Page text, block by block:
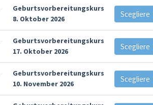
Geburtsvorbereitungskurs
8. Oktober 2026
Scegliere
Geburtsvorbereitungskurs
17. Oktober 2026
Scegliere
Geburtsvorbereitungskurs
10. November 2026
Scegliere